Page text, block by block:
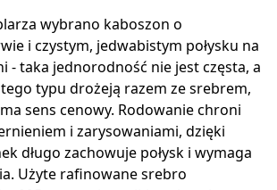
wybrano kaboszon o
i czystym, jedwabistym połysku na
- taka jednorodność nie jest częsta, a
typu drożeją razem ze srebrem,
sens cenowy. Rodowanie chroni
i zarysowaniami, dzięki
długo zachowuje połysk i wymaga
Użyte rafinowane srebro